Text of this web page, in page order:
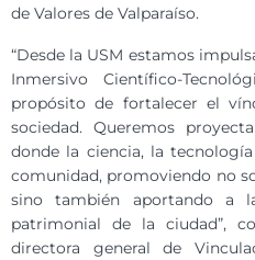
de Valores de Valparaíso.
“Desde la USM estamos
Inmersivo Científico-
propósito de fortalecer el
sociedad. Queremos
donde la ciencia, la
comunidad, promoviendo no
sino también aportando a
patrimonial de la ciudad”,
directora general de